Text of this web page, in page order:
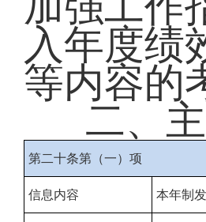
入年度绩
等内容的
二、
第二十条第（一）项
信息内容 本年制